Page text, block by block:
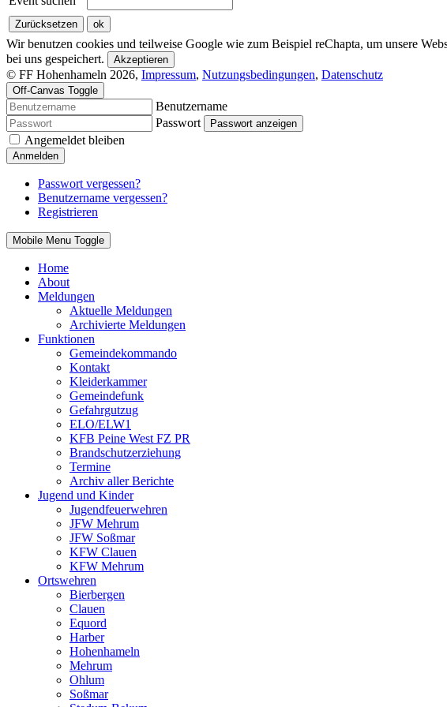
Wir benutzen cookies und teilweise Google wie zum Beispiel reChapta, um unsere
bei uns gespeichert.
Akzeptieren
© FF Hohenhameln 2026, Impressum, Nutzungsbedingungen, Datenschutz
Off-Canvas Toggle
Benutzername
Passwort
Passwort anzeigen
Angemeldet bleiben
Anmelden
Passwort vergessen?
Benutzername vergessen?
Registrieren
Mobile Menu Toggle
Home
About
Meldungen
Aktuelle Meldungen
Archivierte Meldungen
Funktionen
Gemeindekommando
Kontakt
Kleiderkammer
Gemeindefunk
Gefahrgutzug
ELO/ELW1
KFB Peine West FZ PR
Brandschutzerziehung
Termine
Archiv aller Berichte
Jugend und Kinder
Jugendfeuerwehren
JFW Mehrum
JFW Soßmar
KFW Clauen
KFW Mehrum
Ortswehren
Bierbergen
Clauen
Equord
Harber
Hohenhameln
Mehrum
Ohlum
Soßmar